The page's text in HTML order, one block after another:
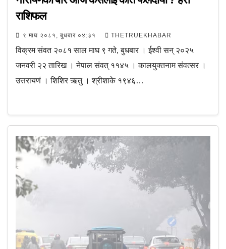
राशिफल
९ माघ २०८१, बुधबार ०४:३१ THETRUEKHABAR
विक्रम संवत २०८१ साल माघ ९ गते, बुधबार । ईश्वी सन् २०२५
जनवरी २२ तारिख । नेपाल संवत् ११४५ । कालयुक्तनाम संवत्सर ।
उत्तरायणं । शिशिर ऋतु । श्रीशाके १९४६…